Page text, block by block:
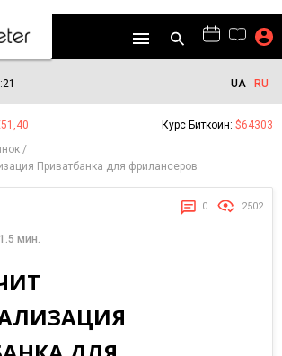
UA RU
Курс Биткоин: $64303
Приватбанка для фрилансеров
0 2502
мин.